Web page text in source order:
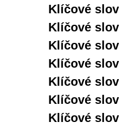
Klíčové
Klíčové
Klíčové
Klíčové
Klíčové
Klíčové
Klíčové